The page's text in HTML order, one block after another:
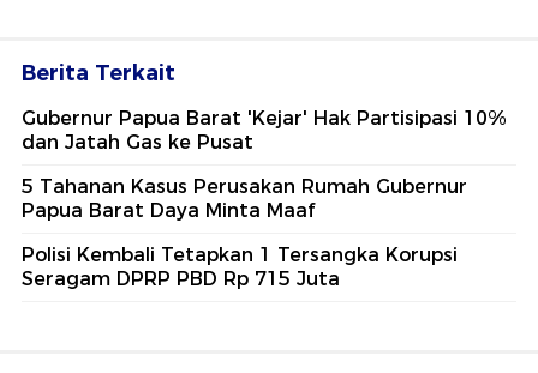
Berita Terkait
Gubernur Papua Barat 'Kejar' Hak Partisipasi 10%
dan Jatah Gas ke Pusat
5 Tahanan Kasus Perusakan Rumah Gubernur
Papua Barat Daya Minta Maaf
Polisi Kembali Tetapkan 1 Tersangka Korupsi
Seragam DPRP PBD Rp 715 Juta